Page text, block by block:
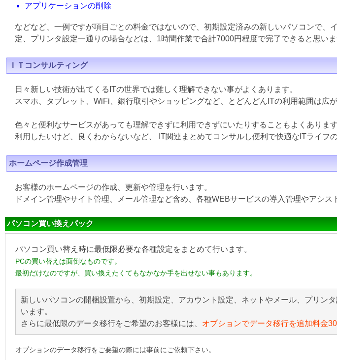
アプリケーションの削除
などなど、一例ですが項目ごとの料金ではないので、初期設定済みの新しいパソコンで、
定、プリンタ設定一通りの場合などは、1時間作業で合計7000円程度で完了できると思いま
ＩＴコンサルティング
日々新しい技術が出てくるITの世界では難しく理解できない事がよくあります。
スマホ、タブレット、WiFi、銀行取引やショッピングなど、とどんどんITの利用範囲は広が
色々と便利なサービスがあっても理解できずに利用できずにいたりすることもよくあります
利用したいけど、良くわからないなど、 IT関連まとめてコンサルし便利で快適なITライフ
ホームページ作成管理
お客様のホームページの作成、更新や管理を行います。
ドメイン管理やサイト管理、メール管理など含め、各種WEBサービスの導入管理やアシス
パソコン買い換えパック
パソコン買い替え時に最低限必要な各種設定をまとめて行います。
PCの買い替えは面倒なものです。
最初だけなのですが、買い換えたくてもなかなか手を出せない事もあります。
新しいパソコンの開梱設置から、初期設定、アカウント設定、ネットやメール、プリン
います。
さらに最低限のデータ移行をご希望のお客様には、 オプションでデータ移行を追加料金
オプションのデータ移行をご要望の際には事前にご依頼下さい。